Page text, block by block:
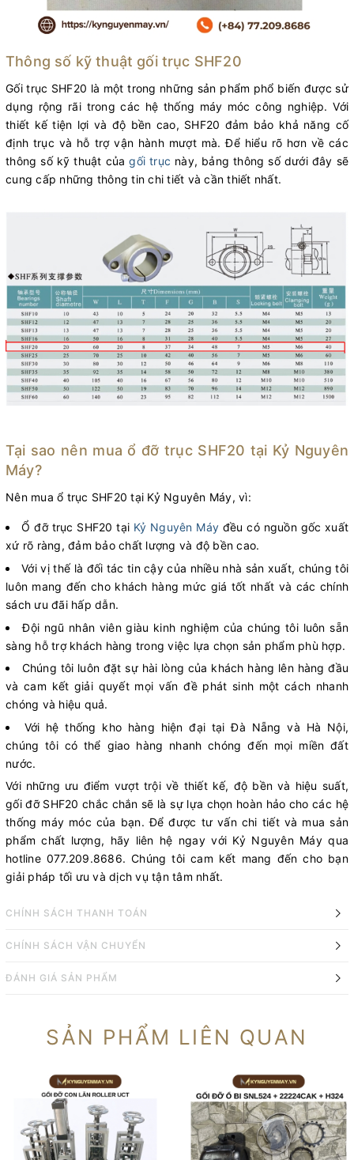
Thông số kỹ thuật gối trục SHF20
Gối trục SHF20 là một trong những sản phẩm phổ biến được sử
dụng rộng rãi trong các hệ thống máy móc công nghiệp. Với
thiết kế tiện lợi và độ bền cao, SHF20 đảm bảo khả năng cố
định trục và hỗ trợ vận hành mượt mà. Để hiểu rõ hơn về các
thông số kỹ thuật củagối trục này, bảng thông số dưới đây sẽ
cung cấp những thông tin chi tiết và cần thiết nhất.
Tại sao nên mua ổ đỡ trục SHF20 tại Kỷ Nguyên
Máy?
Nên mua ổ trục SHF20 tại Kỷ Nguyên Máy, vì:
Ổ đỡ trục SHF20 tại Kỷ Nguyên Máy đều có nguồn gốc xuất
xứ rõ ràng, đảm bảo chất lượng và độ bền cao.
Với vị thế là đối tác tin cậy của nhiều nhà sản xuất, chúng tôi
luôn mang đến cho khách hàng mức giá tốt nhất và các chính
sách ưu đãi hấp dẫn.
Đội ngũ nhân viên giàu kinh nghiệm của chúng tôi luôn sẵn
sàng hỗ trợ khách hàng trong việc lựa chọn sản phẩm phù hợp.
Chúng tôi luôn đặt sự hài lòng của khách hàng lên hàng đầu
và cam kết giải quyết mọi vấn đề phát sinh một cách nhanh
chóng và hiệu quả.
Với hệ thống kho hàng hiện đại tại Đà Nẵng và Hà Nội,
chúng tôi có thể giao hàng nhanh chóng đến mọi miền đất
nước.
Với những ưu điểm vượt trội về thiết kế, độ bền và hiệu suất,
gối đỡ SHF20 chắc chắn sẽ là sự lựa chọn hoàn hảo cho các hệ
thống máy móc của bạn. Để được tư vấn chi tiết và mua sản
phẩm chất lượng, hãy liên hệ ngay với Kỷ Nguyên Máy qua
hotline 077.209.8686. Chúng tôi cam kết mang đến cho bạn
giải pháp tối ưu và dịch vụ tận tâm nhất.
CHÍNH SÁCH THANH TOÁN
CHÍNH SÁCH VẬN CHUYỂN
ĐÁNH GIÁ SẢN PHẨM
SẢN PHẨM LIÊN QUAN